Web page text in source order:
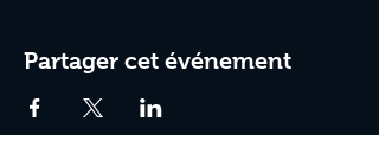
Partager cet événement